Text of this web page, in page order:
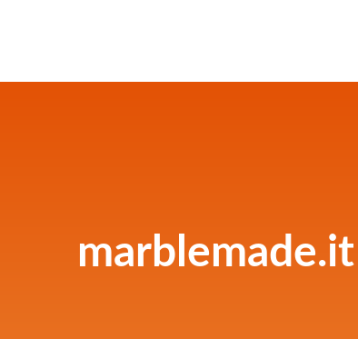
marblemade.it